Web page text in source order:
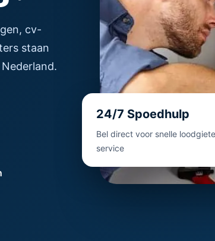
cv-
staan
24/7 Spoedhulp
Bel direct voor snelle
service